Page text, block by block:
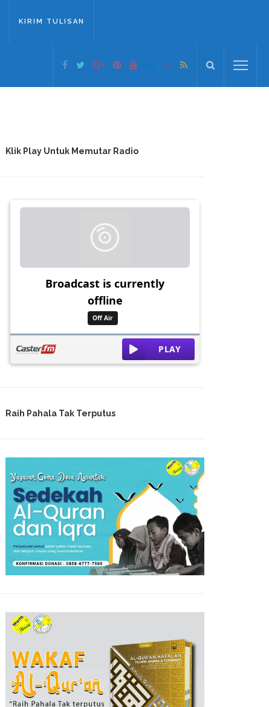
KIRIM TULISAN
Klik Play Untuk Memutar Radio
Raih Pahala Tak Terputus